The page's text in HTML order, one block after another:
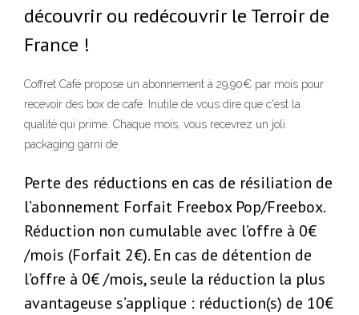
découvrir ou redécouvrir le Terroir de
France !
Coffret Café propose un abonnement à 29,90€ par mois pour
recevoir des box de café. Inutile de vous dire que c'est la
qualité qui prime. Chaque mois, vous recevrez un joli
packaging garni de
Perte des réductions en cas de résiliation de
l’abonnement Forfait Freebox Pop/Freebox.
Réduction non cumulable avec l’offre à 0€
/mois (Forfait 2€). En cas de détention de
l’offre à 0€ /mois, seule la réduction la plus
avantageuse s’applique : réduction(s) de 10€